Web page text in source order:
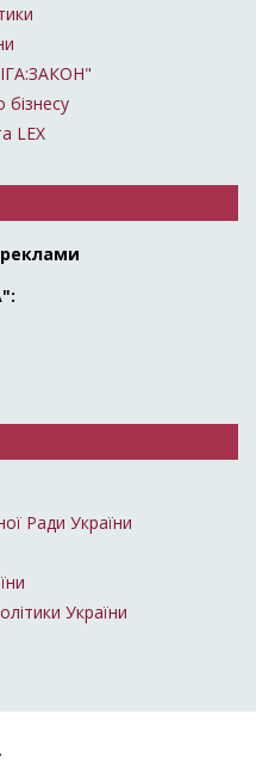
бізнесу
LEX
Ради України
України